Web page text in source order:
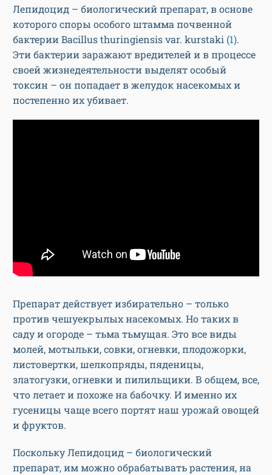
Лепидоцид – биологический препарат, в основе
которого споры особого штамма почвенной
бактерии Bacillus thuringiensis var. kurstaki (1).
Эти бактерии заражают вредителей и в процессе
своей жизнедеятельности выделят особый
токсин – он попадает в желудок насекомых и
постепенно их убивает.
Препарат действует избирательно – только
против чешуекрылых насекомых. Но таких в
саду и огороде – тьма тьмущая. Это все виды
молей, мотыльки, совки, огневки, плодожорки,
листовертки, шелкопряды, пяденицы,
златогузки, огневки и пилильщики. В общем, все,
что летает и похоже на бабочку. И именно их
гусеницы чаще всего портят наш урожай овощей
и фруктов.
Поскольку Лепидоцид – биологический
препарат, им можно обрабатывать растения, на